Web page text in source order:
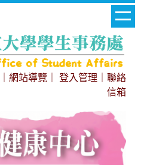
網站導覽 登入管理
聯絡
信箱